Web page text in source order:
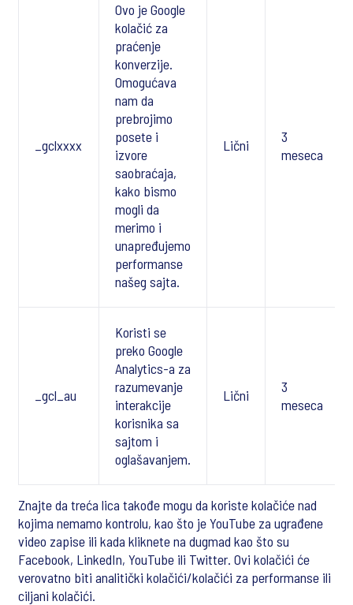
_gclxxxx
Ovo je Google
kolačić za
praćenje
konverzije.
Omogućava
nam da
prebrojimo
posete i
izvore
saobraćaja,
kako bismo
mogli da
merimo i
unapređujemo
performanse
našeg sajta.
Lični
3
meseca
_gcl_au
Koristi se
preko Google
Analytics-a za
razumevanje
interakcije
korisnika sa
sajtom i
oglašavanjem.
Lični
3
meseca
Znajte da treća lica takođe mogu da koriste kolačiće nad
kojima nemamo kontrolu, kao što je YouTube za ugrađene
video zapise ili kada kliknete na dugmad kao što su
Facebook, LinkedIn, YouTube ili Twitter. Ovi kolačići će
verovatno biti analitički kolačići/kolačići za performanse ili
ciljani kolačići.